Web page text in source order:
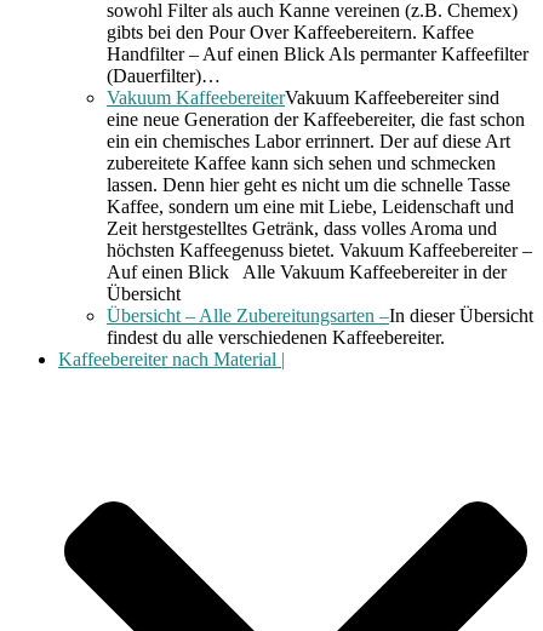
sowohl Filter als auch Kanne vereinen (z.B. Chemex)
gibts bei den Pour Over Kaffeebereitern. Kaffee
Handfilter – Auf einen Blick Als permanter Kaffeefilter
(Dauerfilter)…
Vakuum KaffeebereiterVakuum Kaffeebereiter sind
eine neue Generation der Kaffeebereiter, die fast schon
ein ein chemisches Labor errinnert. Der auf diese Art
zubereitete Kaffee kann sich sehen und schmecken
lassen. Denn hier geht es nicht um die schnelle Tasse
Kaffee, sondern um eine mit Liebe, Leidenschaft und
Zeit herstgestelltes Getränk, dass volles Aroma und
höchsten Kaffeegenuss bietet. Vakuum Kaffeebereiter –
Auf einen Blick Alle Vakuum Kaffeebereiter in der
Übersicht
Übersicht – Alle Zubereitungsarten –In dieser Übersicht
findest du alle verschiedenen Kaffeebereiter.
Kaffeebereiter nach Material |